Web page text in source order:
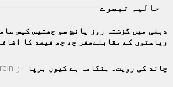
حالیہ تبصرے
دہلی میں گزشتہ روز پانچ سو چھتیس کیس
ریاستوں کے مقابلےصفر چھ چھ فیصد کا اضافہ
چاند کی رویت۔ ہنگامہ ہے کیوں برپا از